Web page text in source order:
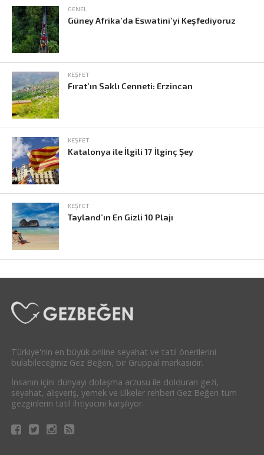
GENEL
Güney Afrika’da Eswatini’yi Keşfediyoruz
KEŞFET
Fırat’ın Saklı Cenneti: Erzincan
KEŞFET
Katalonya ile İlgili 17 İlginç Şey
KEŞFET
Tayland’ın En Gizli 10 Plajı
Türkiye'nin en büyük online seyahat ve tatil önerilerini
bulabileceğiniz Gez Beğen, bir Gruppal markasıdır.
İnsanın içini dünyayı dolaşma arzusu ile dolduran gezi,
seyahat, alışveriş, yemek ve ülkeler rehberi Gez Beğen tüm
gezginlerin tatil ihtiyacını karşılıyor.